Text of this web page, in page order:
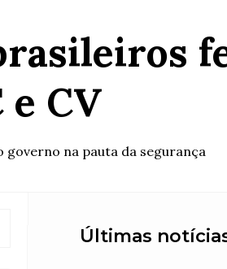
CV
na pauta da segurança
Últimas